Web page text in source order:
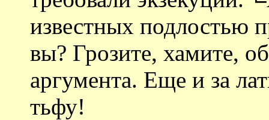
известных подлостью
вы? Грозите, хамите,
аргумента. Еще и за
тьфу!